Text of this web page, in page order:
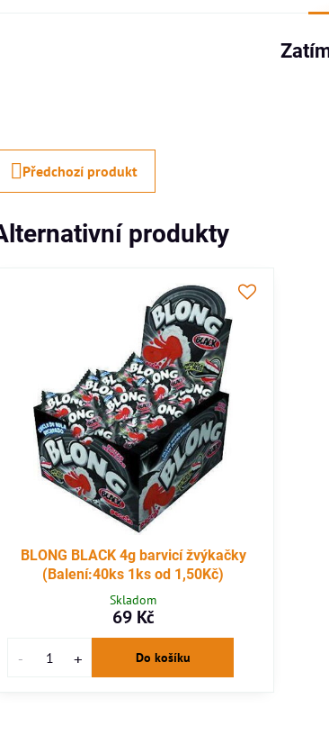
Předchozí produkt
produkty
BLONG BLACK 4g barvicí žvýkačky
(Balení:40ks 1ks od 1,50Kč)
Skladom
69 Kč
Do košíku